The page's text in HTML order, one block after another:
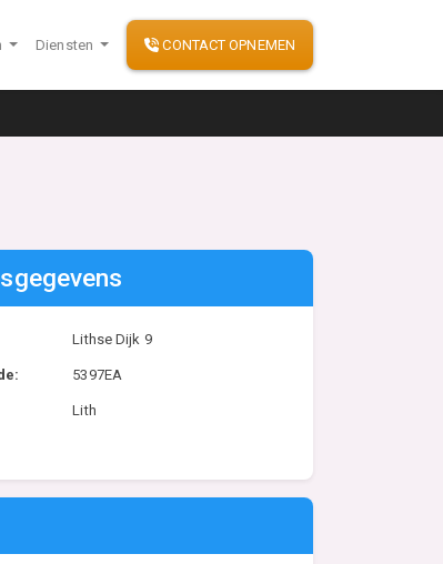
Diensten CONTACT OPNEMEN
Lithse Dijk 9
5397EA
Lith